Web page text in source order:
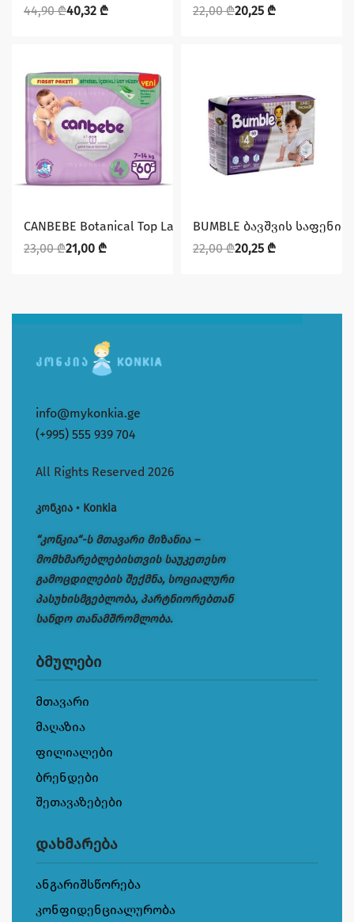
44,90₾40,32 ₾
22,00₾20,25 ₾
CANBEBE Botanical Top Layer MEGA maxi #4 (9-14 კგ) 60ც
23,00₾21,00 ₾
BUMBLE ბავშვის საფენი
22,00₾20,25 ₾
info@mykonkia.ge
(+995) 555 939 704
All Rights Reserved 2026
კონკია • Konkia
“კონკია“-ს მთავარი მიზანია –
მომხმარებლებისთვის საუკეთესო
გამოცდილების შექმნა, სოციალური
პასუხისმგებლობა, პარტნიორებთან
სანდო თანამშრომლობა.
ბმულები
მთავარი
მაღაზია
ფილიალები
ბრენდები
შეთავაზებები
დახმარება
ანგარიშსწორება
კონფიდენციალურობა